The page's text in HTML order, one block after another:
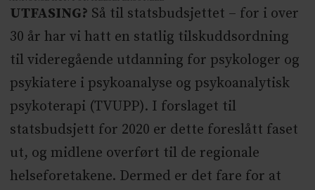
UTFASING? Så til statsbudsjettet – for i over
30 år har vi hatt en statlig tilskuddsordning
til videregående utdanning for psykologer og
psykiatere i psykoanalyse og psykoanalytisk
psykoterapi (TVUPP). I forslaget til
statsbudsjett for 2020 er dette foreslått faset
ut, og midlene overført til de regionale
helseforetakene. Dermed er det fare for at